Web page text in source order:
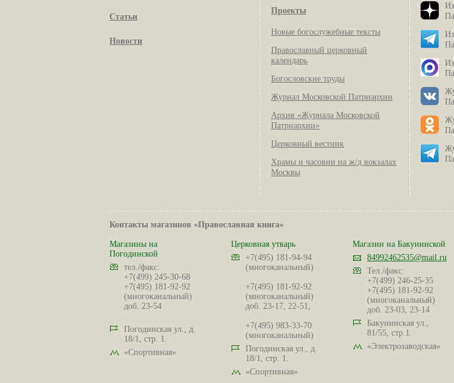
Статьи
Новости
Проекты
Новые богослужебные тексты
Православный церковный
календарь
Богословские труды
Журнал Московской Патриархии
Архив «Журнала Московской
Патриархии»
Церковный вестник
Храмы и часовни на ж/д вокзалах
Москвы
Контакты магазинов «Православная книга»
Магазины на
Погодинской
тел./факс:
+7(499) 245-30-68
+7(495) 181-92-92
(многоканальный)
доб. 23-54
Погодинская ул., д.
18/1, стр. 1.
«Спортивная»
Церковная утварь
+7(495) 181-94-94
(многоканальный)
+7(495) 181-92-92
(многоканальный)
доб. 23-17, 22-51,
+7(495) 983-33-70
(многоканальный)
Погодинская ул., д.
18/1, стр. 1.
«Спортивная»
Магазин на Бакунинской
84992462535@mail.ru
Тел./факс:
+7(499) 246-25-35
+7(495) 181-92-92
(многоканальный)
доб. 23-03, 23-14
Бакунинская ул.,
81/55, стр.1.
«Электрозаводская»